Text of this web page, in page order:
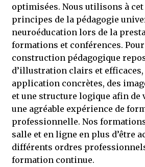
optimisées. Nous utilisons à cet
principes de la pédagogie
neuroéducation lors de la
formations et conférences.
construction pédagogique
d’illustration clairs et efficaces,
application concrètes, des
et une structure logique afin de
une agréable expérience de
professionnelle. Nos
salle et en ligne en plus d’être
différents ordres
formation continue.